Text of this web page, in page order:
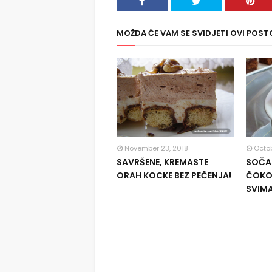
MOŽDA ĆE VAM SE SVIDJETI OVI
November 23, 2018
SAVRŠENE, KREMASTE
ORAH KOCKE BEZ PEČENJA!